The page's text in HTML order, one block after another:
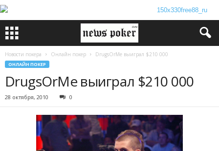
Новости покера Онлайн покер DrugsOrMe выиграл $210 000
ОНЛАЙН ПОКЕР
DrugsOrMe выиграл $210 000
28 октября, 2010 0